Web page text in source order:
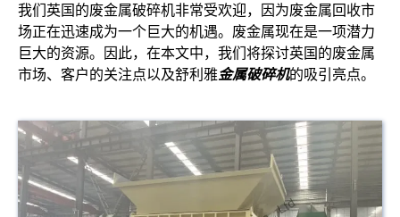
我们英国的废金属破碎机非常受欢迎，因为废金属回收市
场正在迅速成为一个巨大的机遇。废金属现在是一项潜力
巨大的资源。因此，在本文中，我们将探讨英国的废金属
市场、客户的关注点以及舒利雅金属破碎机的吸引亮点。